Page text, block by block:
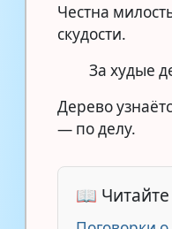
Честна
скудости.
За худые
Дерево
— по делу.
📖